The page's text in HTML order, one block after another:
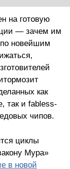
на готовую
— зачем им
новейшим
как
так и fabless-
чипов.
циклы
Мура»
в новой